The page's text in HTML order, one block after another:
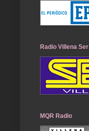
Radio Villena Ser
MQR Radio